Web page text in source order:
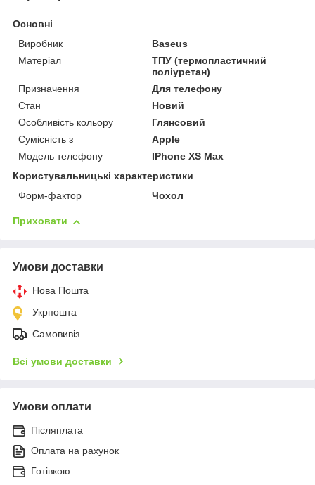
Основні
Виробник
Baseus
Матеріал
ТПУ (термопластичний
поліуретан)
Призначення
Для телефону
Стан
Новий
Особливість кольору
Глянсовий
Сумісність з
Apple
Модель телефону
IPhone XS Max
Користувальницькі характеристики
Форм-фактор
Чохол
Приховати
Умови доставки
Нова Пошта
Укрпошта
Самовивіз
Всі умови доставки
Умови оплати
Післяплата
Оплата на рахунок
Готівкою